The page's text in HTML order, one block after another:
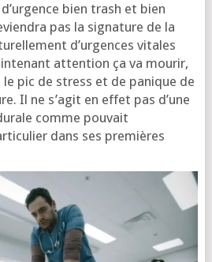
bien trash et bien
pas la signa­ture de la
d’ur­gences vitales
atten­tion ça va mou­rir,
pic de stress et de panique de
Il ne s’a­git en effet pas d’une
comme pou­vait
dans ses pre­mières